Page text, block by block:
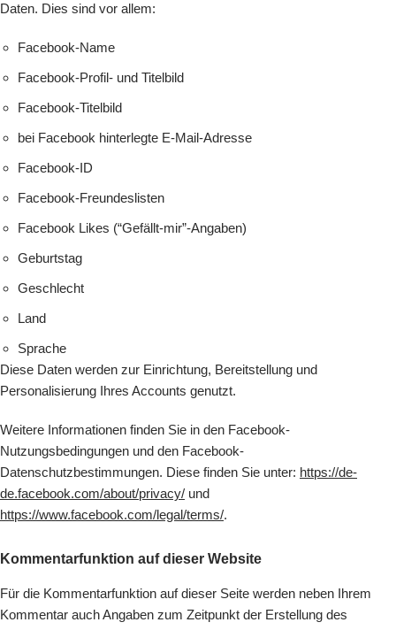
Daten. Dies sind vor allem:
Facebook-Name
Facebook-Profil- und Titelbild
Facebook-Titelbild
bei Facebook hinterlegte E-Mail-Adresse
Facebook-ID
Facebook-Freundeslisten
Facebook Likes (“Gefällt-mir”-Angaben)
Geburtstag
Geschlecht
Land
Sprache
Diese Daten werden zur Einrichtung, Bereitstellung und
Personalisierung Ihres Accounts genutzt.
Weitere Informationen finden Sie in den Facebook-
Nutzungsbedingungen und den Facebook-
Datenschutzbestimmungen. Diese finden Sie unter: https://de-
de.facebook.com/about/privacy/ und
https://www.facebook.com/legal/terms/.
Kommentarfunktion auf dieser Website
Für die Kommentarfunktion auf dieser Seite werden neben Ihrem
Kommentar auch Angaben zum Zeitpunkt der Erstellung des